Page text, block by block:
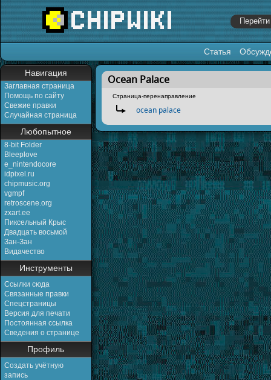
Статья
Навигация
Заглавная страница
Помощь по сайту
Свежие правки
Случайная страница
Любопытное
8-bit Folder
Bleeplove
e_nintendocore
idpixel.ru
chipmusic.org
vgmpf
retroscene.org
zxart.ee
Пиксельный Крыс
Двадцать восьмой
Зан-Зан
Видачество
Инструменты
Ссылки сюда
Связанные правки
Спецстраницы
Версия для печати
Постоянная ссылка
Сведения о странице
Профиль
Создать учётную
запись
Перейти к:навигация,поиск
Ocean Palace
Страница-перенаправление
Перенаправление на:
ocean palace